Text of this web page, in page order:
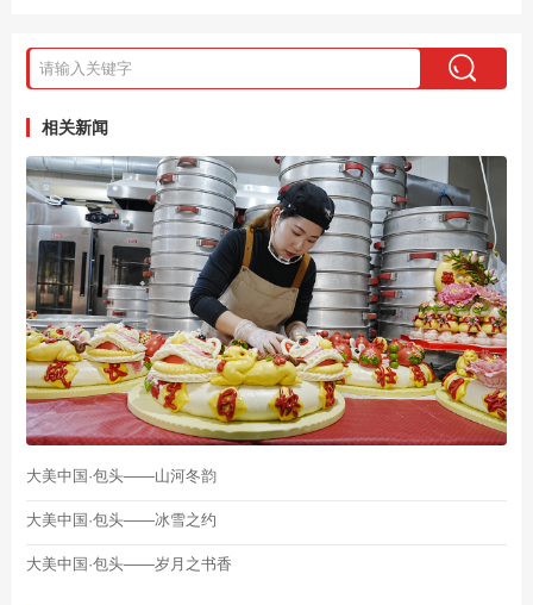
相关新闻
大美中国·包头——山河冬韵
大美中国·包头——冰雪之约
大美中国·包头——岁月之书香